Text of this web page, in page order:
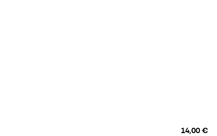
14,00 €